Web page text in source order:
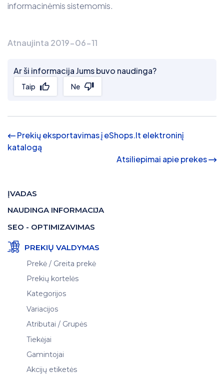
informacinėmis sistemomis.
Atnaujinta 2019-06-11
Ar ši informacija Jums buvo naudinga?
Taip Ne
Prekių eksportavimas į eShops.lt elektroninį
katalogą
Atsiliepimai apie prekes
ĮVADAS
NAUDINGA INFORMACIJA
SEO - OPTIMIZAVIMAS
PREKIŲ VALDYMAS
Prekė / Greita prekė
Prekių kortelės
Kategorijos
Variacijos
Atributai / Grupės
Tiekėjai
Gamintojai
Akcijų etiketės